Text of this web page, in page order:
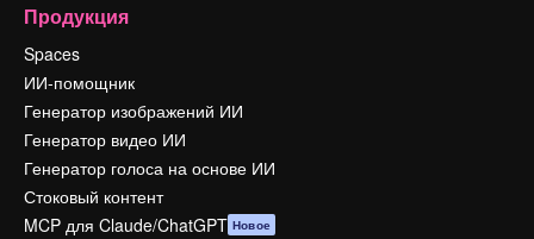
Продукция
Spaces
ИИ-помощник
Генератор изображений ИИ
Генератор видео ИИ
Генератор голоса на основе ИИ
Стоковый контент
MCP для Claude/ChatGPT Новое